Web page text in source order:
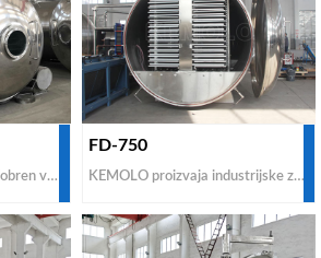
500 kg/serija, ISO, CE odobren vakuumski stroj za sušenje z zamrzovanjem za prodajo po ugodni ceni za sublimacijo hrane. V primerjavi z drugimi proizvajalci in dobavitelji liofilizacijskih strojev, ugotovili, da je vredno kupiti visoko učinkovit sevalni industrijski stroj za sušenje z zamrzovanjem iz tovarne KEMOLO, ki že dobavlja sušilnike v 40 držav: ZDA, Velika Britanija, nz, Kanada, Avstralija, Južna Afrika, Turčija , indija itd.
FD-750
KEMOLO proizvaja industrijske zamrzovalne sušilnike za sadje in zelenjavo za proizvodnjo 100 % naravne liofilizirane hrane. Če želite poiskati proizvajalce in dobavitelje sušilnikov z zmrzovanjem po ugodnih cenah iz Kitajske za predelavo sadja in zelenjave za komercialno uporabo, se obrnite na nas za nakup stroškovno učinkovitega modela.